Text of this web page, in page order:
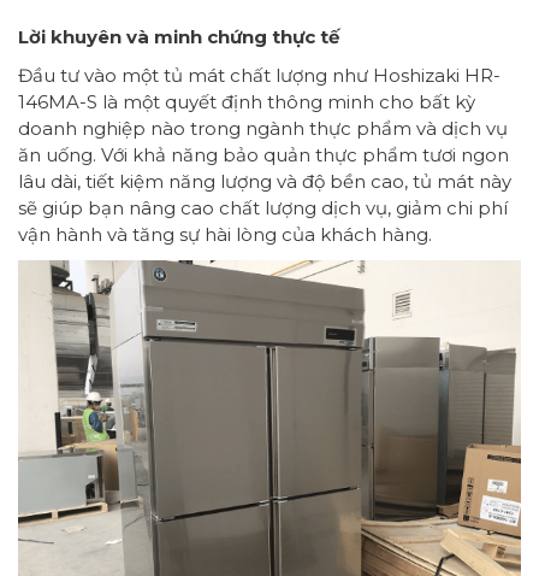
Lời khuyên và minh chứng thực tế
Đầu tư vào một tủ mát chất lượng như Hoshizaki HR-
146MA-S là một quyết định thông minh cho bất kỳ
doanh nghiệp nào trong ngành thực phẩm và dịch vụ
ăn uống. Với khả năng bảo quản thực phẩm tươi ngon
lâu dài, tiết kiệm năng lượng và độ bền cao, tủ mát này
sẽ giúp bạn nâng cao chất lượng dịch vụ, giảm chi phí
vận hành và tăng sự hài lòng của khách hàng.